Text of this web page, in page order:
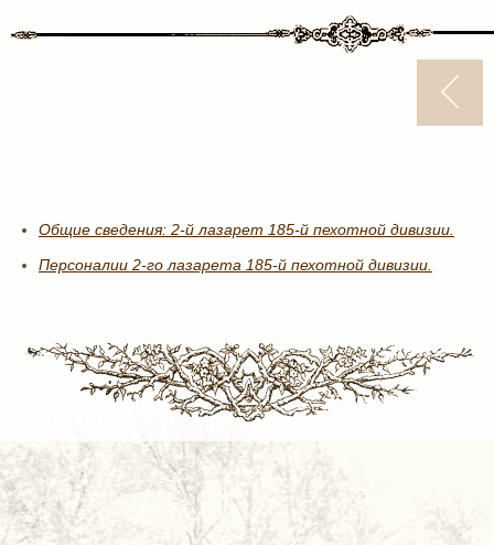
Общие сведения: 2-й лазарет 185-й пехотной дивизии.
Персоналии 2-го лазарета 185-й пехотной дивизии.